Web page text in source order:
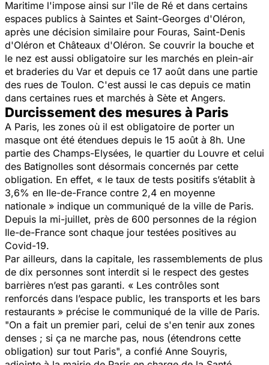
Maritime l'impose ainsi sur l'île de Ré et dans certains
espaces publics à Saintes et Saint-Georges d'Oléron,
après une décision similaire pour Fouras, Saint-Denis
d'Oléron et Châteaux d'Oléron. Se couvrir la bouche et
le nez est aussi obligatoire sur les marchés en plein-air
et braderies du Var et depuis ce 17 août dans une partie
des rues de Toulon. C'est aussi le cas depuis ce matin
dans certaines rues et marchés à Sète et Angers.
Durcissement des mesures à Paris
A Paris, les zones où il est obligatoire de porter un
masque ont été étendues depuis le 15 août à 8h. Une
partie des Champs-Elysées, le quartier du Louvre et celui
des Batignolles sont désormais concernés par cette
obligation. En effet, « le taux de tests positifs s’établit à
3,6% en Ile-de-France contre 2,4 en moyenne
nationale » indique un communiqué de la ville de Paris.
Depuis la mi-juillet, près de 600 personnes de la région
Ile-de-France sont chaque jour testées positives au
Covid-19.
Par ailleurs, dans la capitale, les rassemblements de plus
de dix personnes sont interdit si le respect des gestes
barrières n’est pas garanti. « Les contrôles sont
renforcés dans l’espace public, les transports et les bars
restaurants » précise le communiqué de la ville de Paris.
"On a fait un premier pari, celui de s'en tenir aux zones
denses ; si ça ne marche pas, nous (étendrons cette
obligation) sur tout Paris", a confié Anne Souyris,